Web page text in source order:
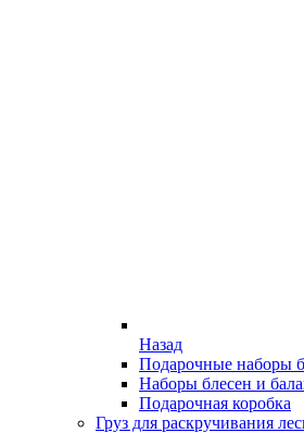
Назад
Подарочные наборы
Наборы блесен и
Подарочная коробка
Груз для раскручивания